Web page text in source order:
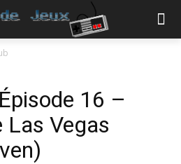
16 –
Las Vegas